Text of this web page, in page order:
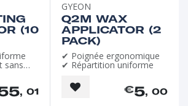
(10
sans
, 01
GYEON
Q2M WAX
APPLICATOR (2
PACK)
✔ Poignée ergonomique
✔ Répartition uniforme
€5, 00